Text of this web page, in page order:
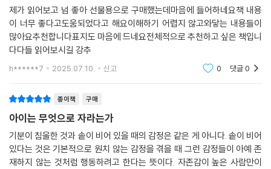
제가 읽어보고 넘 좋아 선물용으로 구매했는데마음에 들어하네요책 내용
이 너무 좋다고도움되었다고 해요이해하기 어렵지 않고와닿는 내용들이
많아요추천합니다표지도 마음에 드네요전체적으로 추천하고 싶은 책입니
다다들 읽어보시길 강추
h******7 2025.07.10. 신고 0 댓글0
종이책 구매
아이는 무엇으로 자라는가
기분이 침울한 것과 솥이 비어 있을 때의 감정은 같은 게 아니다. 솥이 비어
있다는 것은 기본적으로 원치 않는 감정을 겪을 때 그런 감정들이 아예 존
재하지 않는 것처럼 행동하려고 한다는 뜻이다. 자존감이 높은 사람만이